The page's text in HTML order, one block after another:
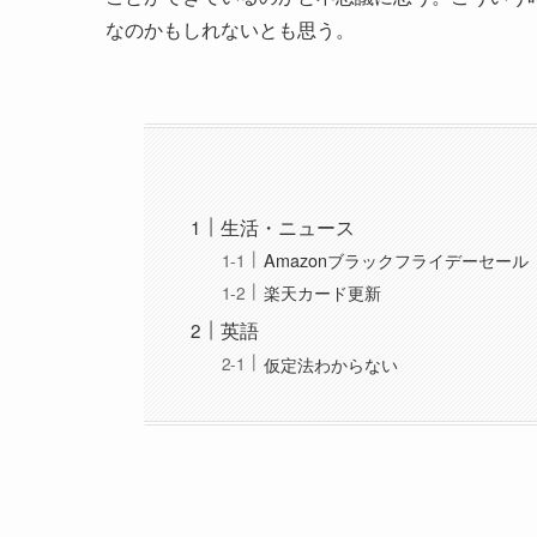
なのかもしれないとも思う。
生活・ニュース
Amazonブラックフライデーセール
楽天カード更新
英語
仮定法わからない